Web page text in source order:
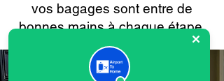
vos bagages sont entre de
bonnes mains à chaque étape.